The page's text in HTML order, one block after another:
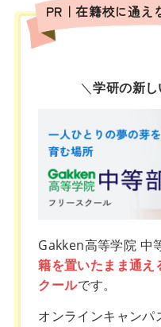
PR｜在籍校に通え
＼学研の新
Gakken高等学院 中
籍を置いたまま通え
クールです。
オンラインキャン